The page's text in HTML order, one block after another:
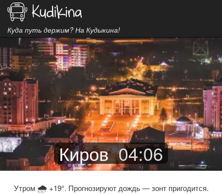
Куда путь держим? На Кудыкина!
Киров 04:06
Утром 🌧 +19°. Прогнозируют дождь — зонт пригодится.